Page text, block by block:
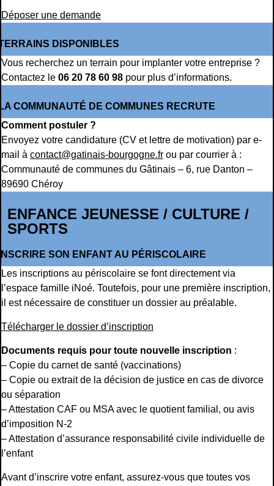
Déposer une demande
DISPONIBLES
Vous recherchez un terrain pour implanter votre entreprise ?
Contactez le 06 20 78 60 98 pour plus d’informations.
COMMUNAUTÉ DE COMMUNES RECRUTE
Comment postuler ?
Envoyez votre candidature (CV et lettre de motivation) par e-
mail à contact@gatinais-bourgogne.fr ou par courrier à :
Communauté de communes du Gâtinais – 6, rue Danton –
89690 Chéroy
ENFANCE JEUNESSE / CULTURE /
SPORTS
SON ENFANT AU PÉRISCOLAIRE
Les inscriptions au périscolaire se font directement via
l’espace famille iNoé. Toutefois, pour une première inscription,
il est nécessaire de constituer un dossier au préalable.
Télécharger le dossier d’inscription
Documents requis pour toute nouvelle inscription :
– Copie du carnet de santé (vaccinations)
– Copie ou extrait de la décision de justice en cas de divorce
ou séparation
– Attestation CAF ou MSA avec le quotient familial, ou avis
d’imposition N-2
– Attestation d’assurance responsabilité civile individuelle de
l’enfant
Avant d’inscrire votre enfant, assurez-vous que toutes vos